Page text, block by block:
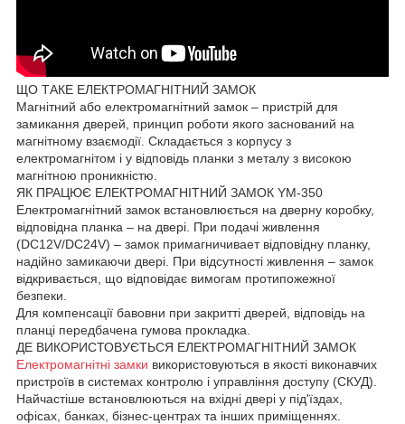
ЩО ТАКЕ ЕЛЕКТРОМАГНІТНИЙ ЗАМОК
Магнітний або електромагнітний замок – пристрій для
замикання дверей, принцип роботи якого заснований на
магнітному взаємодії. Складається з корпусу з
електромагнітом і у відповідь планки з металу з високою
магнітною проникністю.
ЯК ПРАЦЮЄ ЕЛЕКТРОМАГНІТНИЙ ЗАМОК YM-350
Електромагнітний замок встановлюється на дверну коробку,
відповідна планка – на двері. При подачі живлення
(DC12V/DC24V) – замок примагничивает відповідну планку,
надійно замикаючи двері. При відсутності живлення – замок
відкривається, що відповідає вимогам протипожежної
безпеки.
Для компенсації бавовни при закритті дверей, відповідь на
планці передбачена гумова прокладка.
ДЕ ВИКОРИСТОВУЄТЬСЯ ЕЛЕКТРОМАГНІТНИЙ ЗАМОК
Електромагнітні замки використовуються в якості виконавчих
пристроїв в системах контролю і управління доступу (СКУД).
Найчастіше встановлюються на вхідні двері у під'їздах,
офісах, банках, бізнес-центрах та інших приміщеннях.